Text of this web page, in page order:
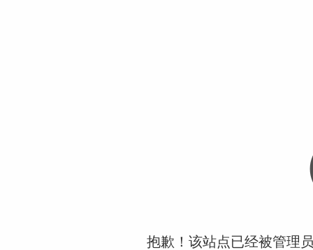
抱歉！该站点已经被管理